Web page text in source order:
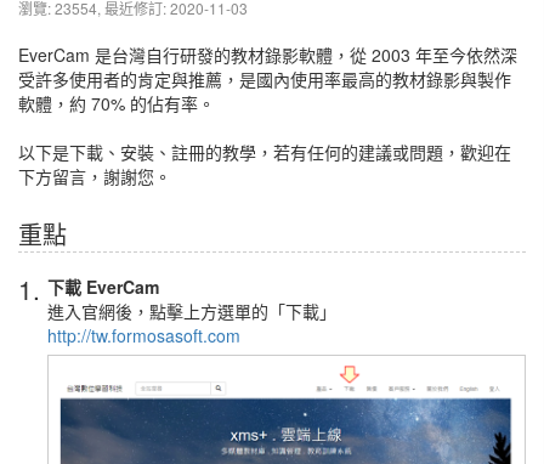
瀏覽: 23554, 最近修訂: 2020-11-03
EverCam 是台灣自行研發的教材錄影軟體，從 2003 年至今依然深
受許多使用者的肯定與推薦，是國內使用率最高的教材錄影與製作
軟體，約 70% 的佔有率。
以下是下載、安裝、註冊的教學，若有任何的建議或問題，歡迎在
下方留言，謝謝您。
重點
1. 下載 EverCam
進入官網後，點擊上方選單的「下載」
http://tw.formosasoft.com